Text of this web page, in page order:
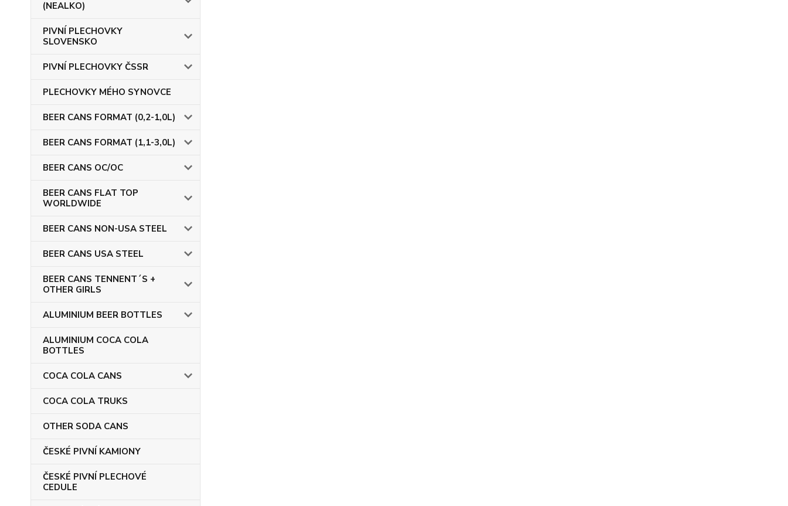
(NEALKO)
PIVNÍ PLECHOVKY
SLOVENSKO
PIVNÍ PLECHOVKY ČSSR
PLECHOVKY MÉHO SYNOVCE
BEER CANS FORMAT (0,2-1,0L)
BEER CANS FORMAT (1,1-3,0L)
BEER CANS OC/OC
BEER CANS FLAT TOP
WORLDWIDE
BEER CANS NON-USA STEEL
BEER CANS USA STEEL
BEER CANS TENNENT´S +
OTHER GIRLS
ALUMINIUM BEER BOTTLES
ALUMINIUM COCA COLA
BOTTLES
COCA COLA CANS
COCA COLA TRUKS
OTHER SODA CANS
ČESKÉ PIVNÍ KAMIONY
ČESKÉ PIVNÍ PLECHOVÉ
CEDULE